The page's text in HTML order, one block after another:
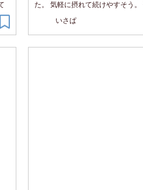
た。 気軽に摂れて続けやすそう
なので・・ ハリツヤ、弾力のあ
いさぱ